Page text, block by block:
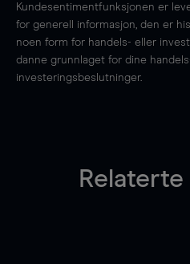
Kundesentimentfunksjonen er
for generell informasjon, den er
noen form for handels- eller
danne grunnlaget for dine
investeringsbeslutninger.